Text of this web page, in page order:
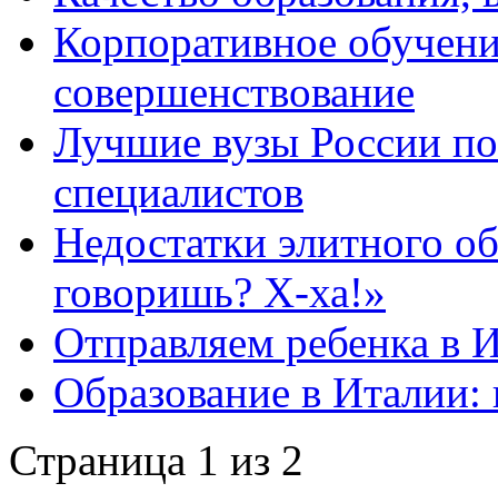
Корпоративное
совершенствование
Лучшие вузы России
специалистов
Недостатки элитного
говоришь? Х-ха!»
Отправляем ребенка в
Образование в Италии:
Страница 1 из 2